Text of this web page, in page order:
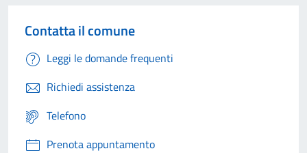
Contatta il comune
Leggi le domande frequenti
Richiedi assistenza
Telefono
Prenota appuntamento